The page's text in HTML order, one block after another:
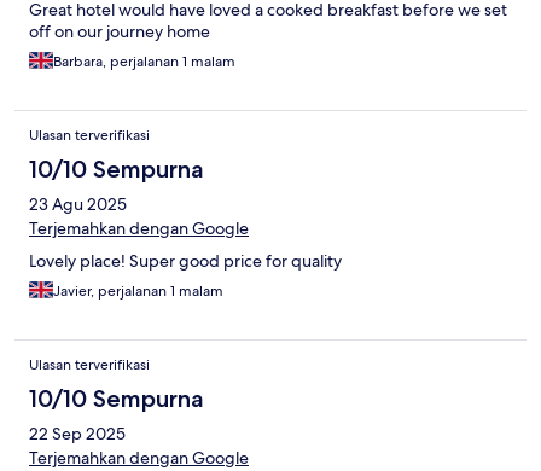
Great hotel would have loved a cooked breakfast before we set
off on our journey home
Barbara, perjalanan 1 malam
Ulasan terverifikasi
10/10 Sempurna
23 Agu 2025
Terjemahkan dengan Google
Lovely place! Super good price for quality
Javier, perjalanan 1 malam
Ulasan terverifikasi
10/10 Sempurna
22 Sep 2025
Terjemahkan dengan Google